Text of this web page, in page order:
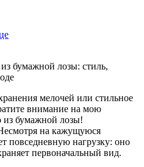
бумажной лозы: стиль,
мелочей или стильное
внимание на мою
из бумажной лозы!
на кажущуюся
повседневную нагрузку: оно
первоначальный вид.